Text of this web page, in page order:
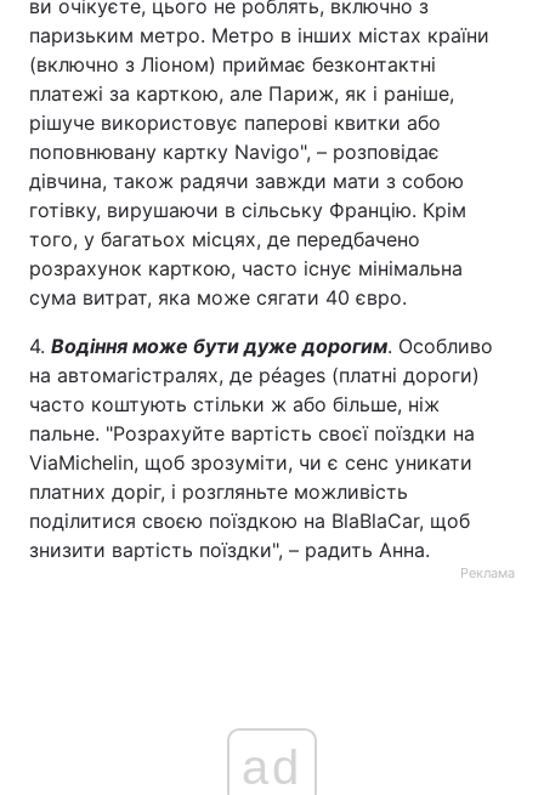
ви очікуєте, цього не роблять, включно з
паризьким метро. Метро в інших містах країни
(включно з Ліоном) приймає безконтактні
платежі за карткою, але Париж, як і раніше,
рішуче використовує паперові квитки або
поповнювану картку Navigo", – розповідає
дівчина, також радячи завжди мати з собою
готівку, вирушаючи в сільську Францію. Крім
того, у багатьох місцях, де передбачено
розрахунок карткою, часто існує мінімальна
сума витрат, яка може сягати 40 євро.
4. Водіння може бути дуже дорогим. Особливо
на автомагістралях, де péages (платні дороги)
часто коштують стільки ж або більше, ніж
пальне. "Розрахуйте вартість своєї поїздки на
ViaMichelin, щоб зрозуміти, чи є сенс уникати
платних доріг, і розгляньте можливість
поділитися своєю поїздкою на BlaBlaCar, щоб
знизити вартість поїздки", – радить Анна.
Реклама
ad